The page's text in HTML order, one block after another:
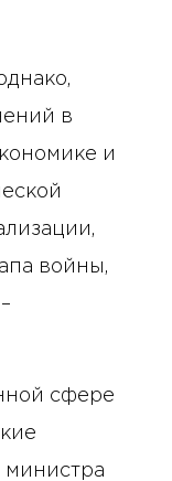
в
и
войны,
сфере
министра